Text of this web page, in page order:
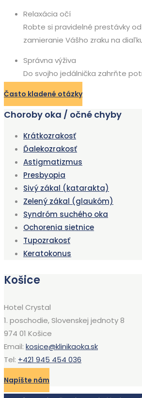
Relaxácia očí
Robte si pravidelné prestávky
zamieranie Vášho zraku na
Správna výživa
Do svojho jedálnička zahrňte
Často kladené otázky
Choroby oka / očné chyby
Krátkozrakosť
Ďalekozrakosť
Astigmatizmus
Presbyopia
Sivý zákal (katarakta)
Zelený zákal (glaukóm)
Syndróm suchého oka
Ochorenia sietnice
Tupozrakosť
Keratokonus
Košice
Hotel Crystal
1. poschodie, Slovenskej jednoty 8
974 01 Košice
Email: kosice@klinikaoka.sk
Tel: +421 945 454 036
Napíšte nám